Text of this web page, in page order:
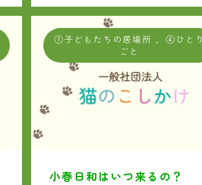
①子どもたちの居場所
④ひとり
ごと
小春日和はいつ来るの？